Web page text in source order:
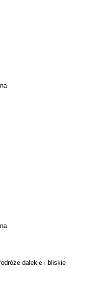
dalekie i bliskie